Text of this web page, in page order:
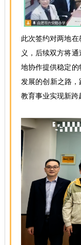
此次签约对两地在
义，后续双方将通
地协作提供稳定的
发展的创新之路，
教育事业实现新跨